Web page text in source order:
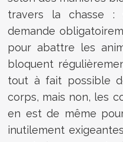
travers la chasse :
demande
pour abattre les
bloquent
tout à fait possible
corps, mais non, les
en est de même
inutilement